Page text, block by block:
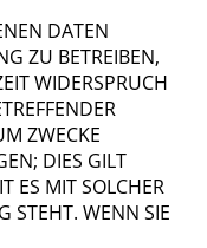
DATEN
ZU BETREIBEN,
WIDERSPRUCH
ZWECKE
DIES GILT
ES MIT SOLCHER
STEHT. WENN SIE